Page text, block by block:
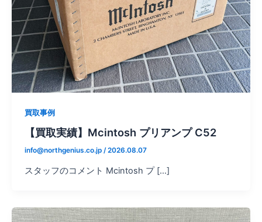
買取事例
【買取実績】Mcintosh プリアンプ C52
info@northgenius.co.jp /2026.08.07
スタッフのコメント Mcintosh プ […]